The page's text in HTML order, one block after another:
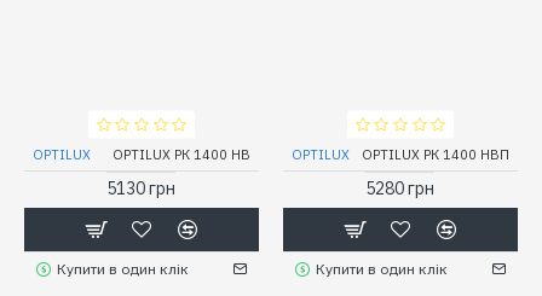
OPTILUX OPTILUX РК 1400 НВ
5130 грн
Купити в один клік
OPTILUX OPTILUX РК 1400 НВП
5280 грн
Купити в один клік